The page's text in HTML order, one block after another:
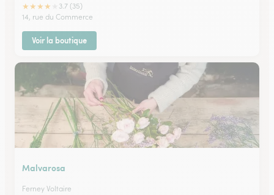
★★★★
3.7 (35)
14, rue du Commerce
Voir la boutique
Malvarosa
Ferney Voltaire